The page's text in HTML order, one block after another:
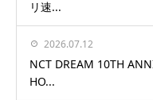
リ速...
2026.07.12
NCT DREAM 10TH
HO...